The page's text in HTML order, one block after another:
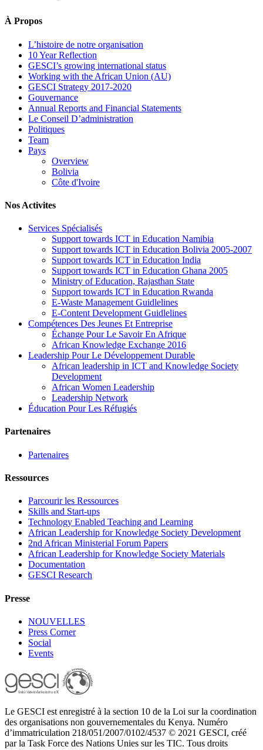
À Propos
L’histoire de notre organisation
10 Year Reflection
GESCI’s growing international status
Working with the African Union (AU)
GESCI Strategy 2017-2020
Gouvernance
Annual Reports and Financial Statements
Le Conseil D’administration
Politiques
Team
Pays
Overview
Bolivia
Côte d'Ivoire
Nos Activites
Services Spécialisés
Support towards ICT in Education Namibia
Support towards ICT in Education Bolivia 2005-2007
Support towards ICT in Education India
Support towards ICT in Education Ghana 2005
Ministry of Education, Rajasthan State
Support towards ICT in Education Rwanda
E-Waste Management Guidlelines
E-Content Development Guidlelines
Compétences Des Jeunes Et Entreprise
Échange Pour Le Savoir En Afrique
African Knowledge Exchange 2016
Leadership Pour Le Développement Durable
African leadership in ICT and Knowledge Society
Development
African Women Leadership
Leadership Network
Éducation Pour Les Réfugiés
Partenaires
Partenaires
Ressources
Parcourir les Ressources
Skills and Start-ups
Technology Enabled Teaching and Learning
African Leadership for Knowledge Society Development
2nd African Ministerial Forum Papers
African Leadership for Knowledge Society Materials
Documentation
GESCI Research
Presse
NOUVELLES
Press Corner
Social
Events
Le GESCI est enregistré à la section 10 de la Loi sur la coordination
des organisations non gouvernementales du Kenya. Numéro
d’immatriculation 218/051/2007/0102/4537 © 2021 GESCI, créé
par la Task Force des Nations Unies sur les TIC. Tous droits